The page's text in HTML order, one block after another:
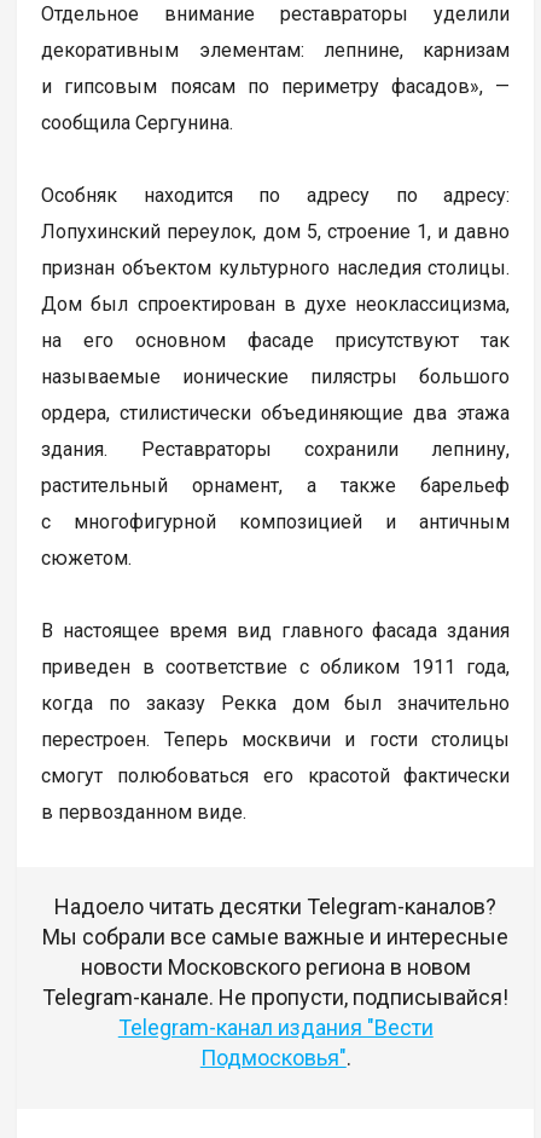
Отдельное внимание реставраторы уделили
декоративным элементам: лепнине, карнизам
и гипсовым поясам по периметру фасадов», —
сообщила Сергунина.
Особняк находится по адресу по адресу:
Лопухинский переулок, дом 5, строение 1, и давно
признан объектом культурного наследия столицы.
Дом был спроектирован в духе неоклассицизма,
на его основном фасаде присутствуют так
называемые ионические пилястры большого
ордера, стилистически объединяющие два этажа
здания. Реставраторы сохранили лепнину,
растительный орнамент, а также барельеф
с многофигурной композицией и античным
сюжетом.
В настоящее время вид главного фасада здания
приведен в соответствие с обликом 1911 года,
когда по заказу Рекка дом был значительно
перестроен. Теперь москвичи и гости столицы
смогут полюбоваться его красотой фактически
в первозданном виде.
Надоело читать десятки Telegram-каналов?
Мы собрали все самые важные и интересные
новости Московского региона в новом
Telegram-канале. Не пропусти, подписывайся!
Telegram-канал издания "Вести
Подмосковья".